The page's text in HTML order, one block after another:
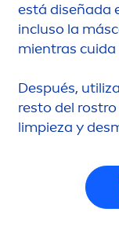
está diseñada
incluso la
mientras
Después,
resto del
limpieza y